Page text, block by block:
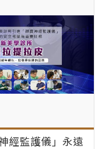
經監護儀」永遠